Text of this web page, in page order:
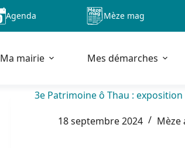
Agenda Mèze mag
Ma mairie Mes démarches
3e Patrimoine ô Thau :
18 septembre 2024
Mèze